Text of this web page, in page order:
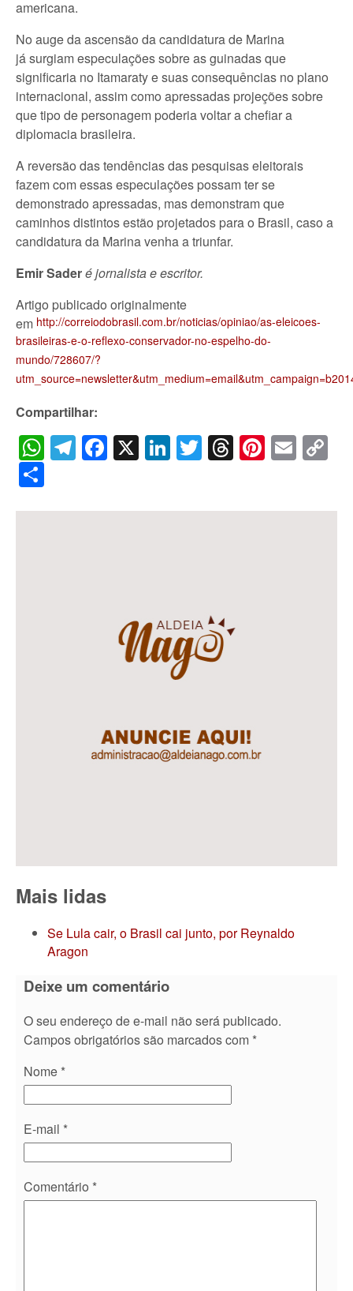
americana.
No auge da ascensão da candidatura de Marina
já surgiam especulações sobre as guinadas que
significaria no Itamaraty e suas consequências no plano
internacional, assim como apressadas projeções sobre
que tipo de personagem poderia voltar a chefiar a
diplomacia brasileira.
A reversão das tendências das pesquisas eleitorais
fazem com essas especulações possam ter se
demonstrado apressadas, mas demonstram que
caminhos distintos estão projetados para o Brasil, caso a
candidatura da Marina venha a triunfar.
Emir Saderé jornalista e escritor.
Artigo publicado originalmente
em http://correiodobrasil.com.br/noticias/opiniao/as-eleicoes-
brasileiras-e-o-reflexo-conservador-no-espelho-do-
mundo/728607/?
Compartilhar:
WhatsApp
Telegram
Facebook
X LinkedIn
Twitter
Threads
Mais lidas
Se Lula cair, o Brasil cai junto, por Reynaldo
Aragon
Deixe um comentário
O seu endereço de e-mail não será publicado.
Campos obrigatórios são marcados com *
Nome *
E-mail *
Comentário *